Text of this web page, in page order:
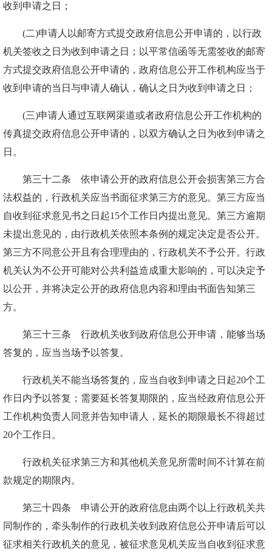
收到申请之日；
(二)申请人以邮寄方式提交政府信息公开申请的，以行政
机关签收之日为收到申请之日；以平常信函等无需签收的邮寄
方式提交政府信息公开申请的，政府信息公开工作机构应当于
收到申请的当日与申请人确认，确认之日为收到申请之日；
(三)申请人通过互联网渠道或者政府信息公开工作机构的
传真提交政府信息公开申请的，以双方确认之日为收到申请之
日。
第三十二条 依申请公开的政府信息公开会损害第三方合
法权益的，行政机关应当书面征求第三方的意见。第三方应当
自收到征求意见书之日起15个工作日内提出意见。第三方逾期
未提出意见的，由行政机关依照本条例的规定决定是否公开。
第三方不同意公开且有合理理由的，行政机关不予公开。行政
机关认为不公开可能对公共利益造成重大影响的，可以决定予
以公开，并将决定公开的政府信息内容和理由书面告知第三
方。
第三十三条 行政机关收到政府信息公开申请，能够当场
答复的，应当当场予以答复。
行政机关不能当场答复的，应当自收到申请之日起20个工
作日内予以答复；需要延长答复期限的，应当经政府信息公开
工作机构负责人同意并告知申请人，延长的期限最长不得超过
20个工作日。
行政机关征求第三方和其他机关意见所需时间不计算在前
款规定的期限内。
第三十四条 申请公开的政府信息由两个以上行政机关共
同制作的，牵头制作的行政机关收到政府信息公开申请后可以
征求相关行政机关的意见，被征求意见机关应当自收到征求意